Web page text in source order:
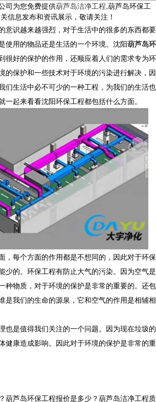
司为您免费提供葫芦岛洁净工程,葫芦岛环保工
信息发布和资讯展示，敬请关注！
意识越来越强烈，对于生活中的很多的东西都要
使用的物品还是生活的一个环境。沈阳葫芦岛环
很好的保护的作用，还顺应着人们的需求专为环
的保护和一些技术对于环境的污染进行解决，因
们生活中必不可少的一种工程，为我们的生活也
一起来看看沈阳环保工程都包括什么方面。
，每个方面的作用都是不想同的，因此对于环保
少的。环保工程有防止大气的污染。因为空气是
种物质，对于环境的保护是非常的重要的。还包
是我们的生命的源泉，它和空气的作用是相辅相
也是值得我们关注的一个问题。因为现在垃圾的
健康造成影响。因此对于环境的保护是非常的重
葫芦岛环保工程报价是多少？葫芦岛洁净工程质